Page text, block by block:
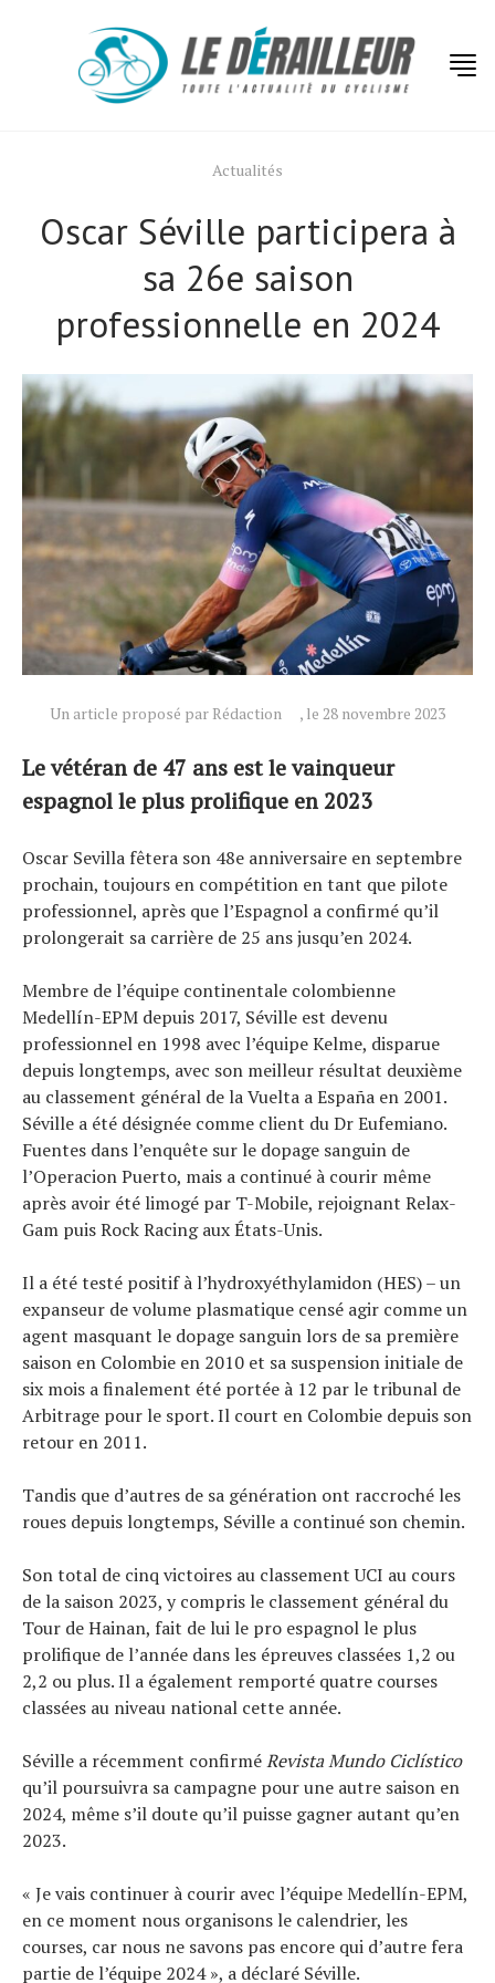
Actualités
Oscar Séville participera à
sa 26e saison
professionnelle en 2024
Un article proposé par Rédaction , le 28 novembre 2023
Le vétéran de 47 ans est le vainqueur
espagnol le plus prolifique en 2023
Oscar Sevilla fêtera son 48e anniversaire en septembre
prochain, toujours en compétition en tant que pilote
professionnel, après que l’Espagnol a confirmé qu’il
prolongerait sa carrière de 25 ans jusqu’en 2024.
Membre de l’équipe continentale colombienne
Medellín-EPM depuis 2017, Séville est devenu
professionnel en 1998 avec l’équipe Kelme, disparue
depuis longtemps, avec son meilleur résultat deuxième
au classement général de la Vuelta a España en 2001.
Séville a été désignée comme client du Dr Eufemiano.
Fuentes dans l’enquête sur le dopage sanguin de
l’Operacion Puerto, mais a continué à courir même
après avoir été limogé par T-Mobile, rejoignant Relax-
Gam puis Rock Racing aux États-Unis.
Il a été testé positif à l’hydroxyéthylamidon (HES) – un
expanseur de volume plasmatique censé agir comme un
agent masquant le dopage sanguin lors de sa première
saison en Colombie en 2010 et sa suspension initiale de
six mois a finalement été portée à 12 par le tribunal de
Arbitrage pour le sport. Il court en Colombie depuis son
retour en 2011.
Tandis que d’autres de sa génération ont raccroché les
roues depuis longtemps, Séville a continué son chemin.
Son total de cinq victoires au classement UCI au cours
de la saison 2023, y compris le classement général du
Tour de Hainan, fait de lui le pro espagnol le plus
prolifique de l’année dans les épreuves classées 1,2 ou
2,2 ou plus. Il a également remporté quatre courses
classées au niveau national cette année.
Séville a récemment confirméRevista Mundo Ciclístico
qu’il poursuivra sa campagne pour une autre saison en
2024, même s’il doute qu’il puisse gagner autant qu’en
2023.
« Je vais continuer à courir avec l’équipe Medellín-EPM,
en ce moment nous organisons le calendrier, les
courses, car nous ne savons pas encore qui d’autre fera
partie de l’équipe 2024 », a déclaré Séville.
Technologies
Tests de produits
Tendances
Tous nos articles
À propos